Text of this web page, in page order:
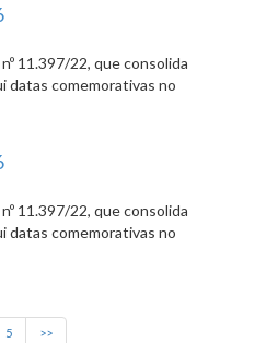
11.397/22, que consolida
datas comemorativas no
11.397/22, que consolida
datas comemorativas no
5 >>